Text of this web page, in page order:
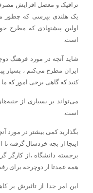
ترافیک و معضل افزایش
یک هلندی بپرسی که
اولین پیشنهادی که مطرح
است.
شاید آنچه در مورد فرهنگ
ایران مطرح می‌کنم ، بسیار
کنید که گاهی برخی امور که ما
می‌تواند بر بسیاری از
است.
بگذارید کمی بیشتر در مورد
اینجا از بچه خردسال گرفته تا
برجسته دانشگاه ،از کارگر
همه عمدتا از دوچرخه برای
این امر جدا از تاثیرش